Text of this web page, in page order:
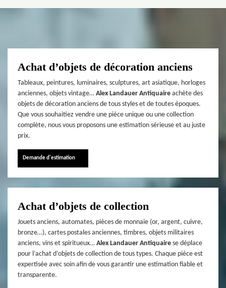
Achat d’objets de décoration anciens
Tableaux, peintures, luminaires, sculptures, art asiatique, horloges
anciennes, objets vintage… Alex Landauer Antiquaire achète des
objets de décoration anciens de tous styles et de toutes époques.
Que vous souhaitiez vendre une pièce unique ou une collection
complète, nous vous proposons une estimation sérieuse et au juste
prix.
Demande d'estimation
Achat d’objets de collection
Jouets anciens, automates, pièces de monnaie (or, argent, cuivre,
bronze…), cartes postales anciennes, timbres, objets militaires
anciens, vins et spiritueux… Alex Landauer Antiquaire se déplace
pour l’achat d’objets de collection de tous types. Chaque pièce est
expertisée avec soin afin de vous garantir une estimation fiable et
transparente.